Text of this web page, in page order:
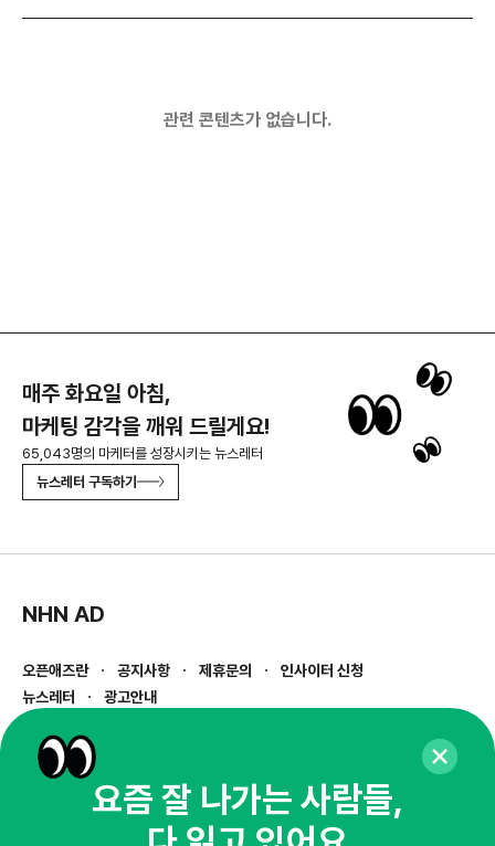
관련 콘텐츠가 없습니다.
매주 화요일 아침,
마케팅 감각을 깨워 드릴게요!
65,043명의 마케터를 성장시키는 뉴스레터
뉴스레터 구독하기
NHN AD
오픈애즈란 공지사항 제휴문의
인사이터 신청
뉴스레터
광고안내
경기도 성남시 분당구 대왕판교로645번길 16
사업자등록번호 : 144-81-27690(
통신판매업신고번호 : 2014-경기성남-1023
호스팅서비스사업자 : 오픈애즈
요즘 잘 나가는 사람들,